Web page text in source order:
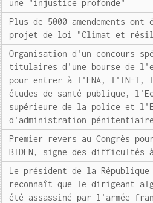
une "injustice profonde"
Plus de 5000 amendements
projet de loi "Climat et
Organisation d'un concours
titulaires d'une bourse de
pour entrer à l'ENA, l'INET,
études de santé publique,
supérieure de la police et
d'administration pénitentiaire
Premier revers au Congrès
BIDEN, signe des difficultés
Le président de la République
reconnaît que le dirigeant
été assassiné par l'armée